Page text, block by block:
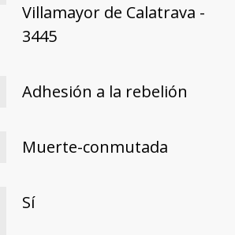
Villamayor de Calatrava -
3445
Adhesión a la rebelión
Muerte-conmutada
Sí